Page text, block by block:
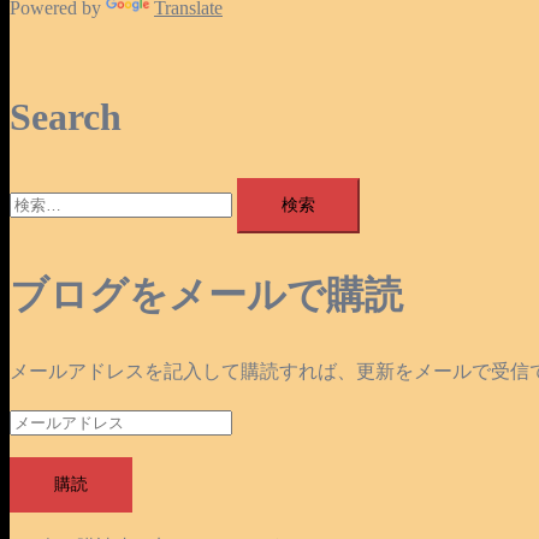
Powered by Translate
Search
検
索:
ブログをメールで購読
メールアドレスを記入して購読すれば、更新をメールで受信
メ
ア
購読